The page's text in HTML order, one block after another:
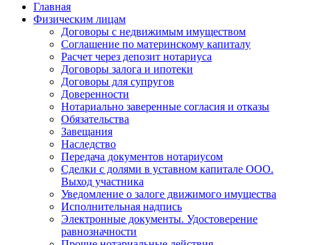
Главная
Физическим лицам
Договоры с недвижимым имуществом
Соглашение по материнскому капиталу
Расчет через депозит нотариуса
Договоры залога и ипотеки
Договоры для супругов
Доверенности
Нотариально заверенные согласия и отказы
Обязательства
Завещания
Наследство
Передача документов нотариусом
Сделки с долями в уставном капитале ООО.
Выход участника
Уведомление о залоге движимого имущества
Исполнительная надпись
Электронные документы. Удостоверение
равнозначности